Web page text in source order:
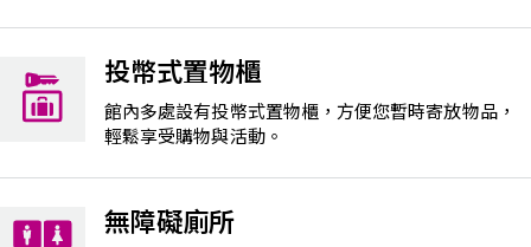
投幣式置物櫃
館內多處設有投幣式置物櫃，方便您暫時寄放物品，
輕鬆享受購物與活動。
無障礙廁所